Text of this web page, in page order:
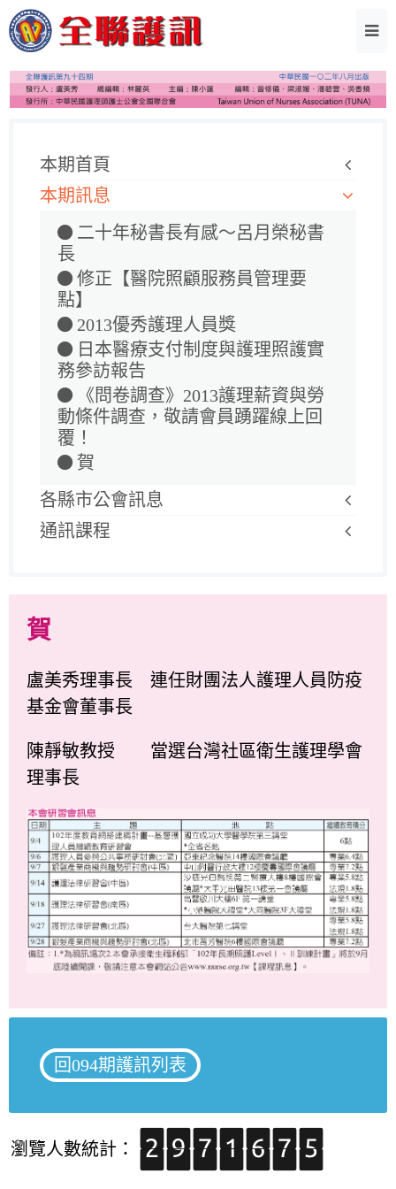
本期首頁
本期訊息
二十年秘書長有感～呂月榮秘書
長
修正【醫院照顧服務員管理要
點】
2013優秀護理人員獎
日本醫療支付制度與護理照護實
務參訪報告
《問卷調查》2013護理薪資與勞
動條件調查，敬請會員踴躍線上回
覆！
賀
各縣市公會訊息
通訊課程
賀
盧美秀理事長 連任財團法人護理人員防疫
基金會董事長
陳靜敏教授 當選台灣社區衛生護理學會
理事長
回094期護訊列表
瀏覽人數統計：